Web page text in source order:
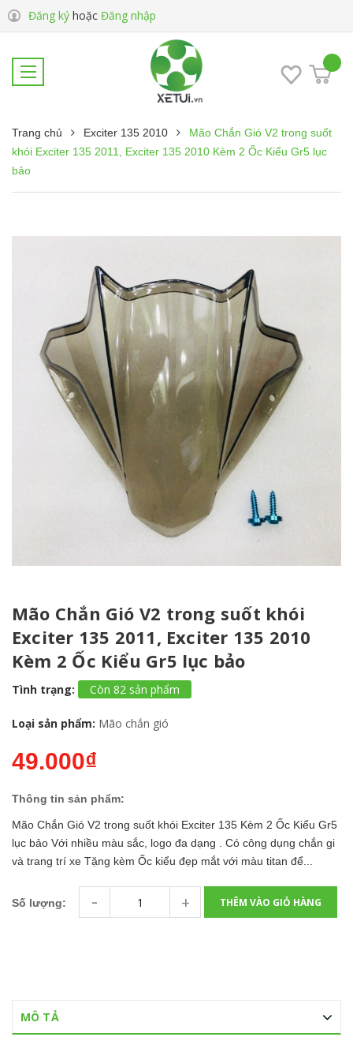
Đăng ký hoặc Đăng nhập
Trang chủ Exciter 135 2010
Mão Chắn Gió V2 trong suốt
khói Exciter 135 2011, Exciter 135 2010 Kèm 2 Ốc Kiểu Gr5 lục
bảo
Mão Chắn Gió V2 trong suốt khói
Exciter 135 2011, Exciter 135 2010
Kèm 2 Ốc Kiểu Gr5 lục bảo
Tình trạng: Còn 82 sản phẩm
Loại sản phẩm: Mão chắn gió
49.000₫
Thông tin sản phẩm:
Mão Chắn Gió V2 trong suốt khói Exciter 135 Kèm 2 Ốc Kiểu Gr5
lục bảo Với nhiều màu sắc, logo đa dạng . Có công dụng chắn gi
và trang trí xe Tặng kèm Ốc kiểu đẹp mắt với màu titan để...
Số lượng: - + THÊM VÀO GIỎ HÀNG
MÔ TẢ